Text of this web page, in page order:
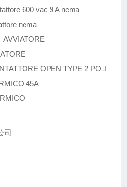
600 vac 9 A nema
nema
OPEN TYPE 2 POLI
45A
司